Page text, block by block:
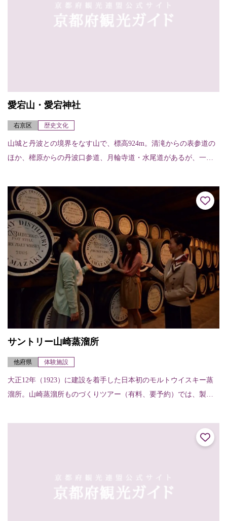
愛宕山・愛宕神社
右京区 歴史文化
山城と丹波との境界をなす山で、標高924m。清滝からの表参道の
ほか、樒原からの丹波口参道、月輪寺道・水尾道があるが、一般
社があり、古く...
サントリー山崎蒸溜所
他府県 体験施設
大正12年（1923）に建設を着手した日本初のモルトウイスキー蒸
溜所。山崎蒸溜所ものづくりツアー（有料、要予約）では、製造
のテイスティン...